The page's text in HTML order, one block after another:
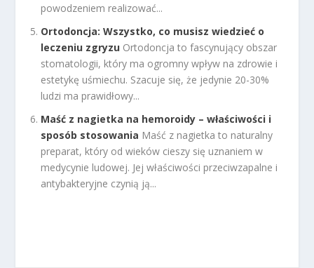
powodzeniem realizować...
Ortodoncja: Wszystko, co musisz wiedzieć o
leczeniu zgryzu Ortodoncja to fascynujący obszar
stomatologii, który ma ogromny wpływ na zdrowie i
estetykę uśmiechu. Szacuje się, że jedynie 20-30%
ludzi ma prawidłowy...
Maść z nagietka na hemoroidy – właściwości i
sposób stosowania Maść z nagietka to naturalny
preparat, który od wieków cieszy się uznaniem w
medycynie ludowej. Jej właściwości przeciwzapalne i
antybakteryjne czynią ją...